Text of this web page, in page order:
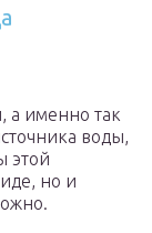
а именно так
воды,
этой
но и